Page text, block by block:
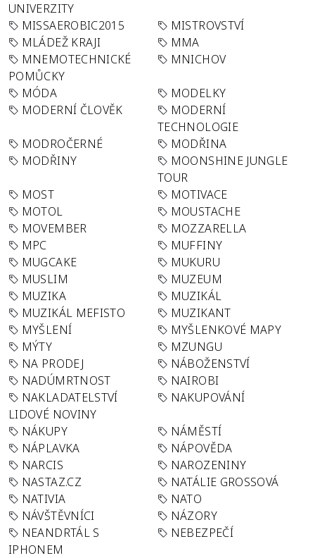
UNIVERZITY
MISSAEROBIC2015
MISTROVSTVÍ
MLÁDEŽ KRAJI
MMA
MNEMOTECHNICKÉ
POMŮCKY
MNICHOV
MÓDA
MODELKY
MODERNÍ ČLOVĚK
MODERNÍ
TECHNOLOGIE
MODROČERNÉ
MODŘINA
MODŘINY
MOONSHINE JUNGLE
TOUR
MOST
MOTIVACE
MOTOL
MOUSTACHE
MOVEMBER
MOZZARELLA
MPC
MUFFINY
MUGCAKE
MUKURU
MUSLIM
MUZEUM
MUZIKA
MUZIKÁL
MUZIKÁL MEFISTO
MUZIKANT
MYŠLENÍ
MYŠLENKOVÉ MAPY
MÝTY
MZUNGU
NA PRODEJ
NÁBOŽENSTVÍ
NADÚMRTNOST
NAIROBI
NAKLADATELSTVÍ
LIDOVÉ NOVINY
NAKUPOVÁNÍ
NÁKUPY
NÁMĚSTÍ
NÁPLAVKA
NÁPOVĚDA
NARCIS
NAROZENINY
NASTAZ.CZ
NATÁLIE GROSSOVÁ
NATIVIA
NATO
NÁVŠTĚVNÍCI
NÁZORY
NEANDRTÁL S
IPHONEM
NEBEZPEČÍ